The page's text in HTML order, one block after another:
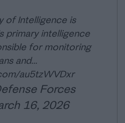
of Intelligence is
primary intelligence
for monitoring
and…
au5tzWVDxr
Forces
16, 2026